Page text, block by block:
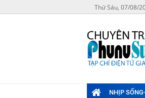
Thứ Sáu, 07/08/
NHỊP